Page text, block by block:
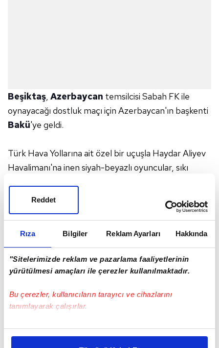
Rıza Bilgiler Reklam Ayarları Hakkında
"Sitelerimizde reklam ve pazarlama faaliyetlerinin
yürütülmesi amaçları ile çerezler kullanılmaktadır.
Bu çerezler, kullanıcıların tarayıcı ve cihazlarını
tanımlayarak çalışırlar.
Bu çerezlere izin vermeniz halinde sizlere özel
Reddet
Beşiktaş, Azerbaycan temsilcisi Sabah FK ile
oynayacağı dostluk maçı için Azerbaycan'ın başkenti
Bakü'ye geldi.
Türk Hava Yollarına ait özel bir uçuşla Haydar Aliyev
Havalimanı'na inen siyah-beyazlı oyuncular, sıkı
Direktörü Şenol Güneş ve futbolcular havalimanı
çıkışında taraftarların coşkulu tezahüratlarıyla
karşılandı.
Başkent Bakü'deki Tofig Behramov Stadı'nda yarın
Beşiktaş'ın Azerbaycan'da yarın maça çıkacak olması
Tofig Behramov Stadı için satışa çıkarılan ve geliri